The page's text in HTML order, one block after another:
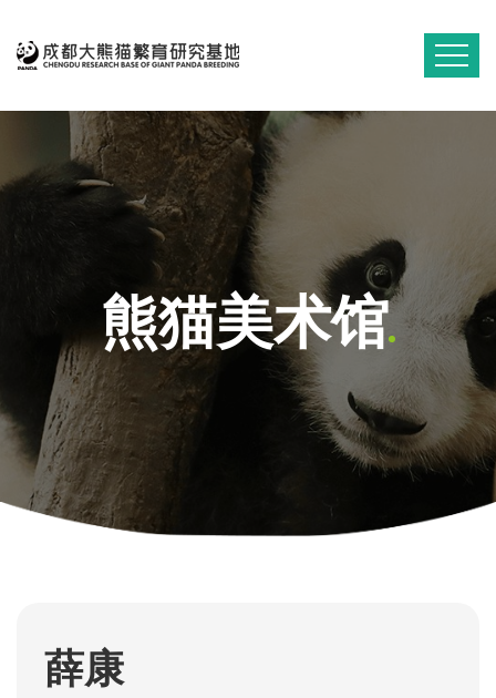
熊猫美术馆
薛康